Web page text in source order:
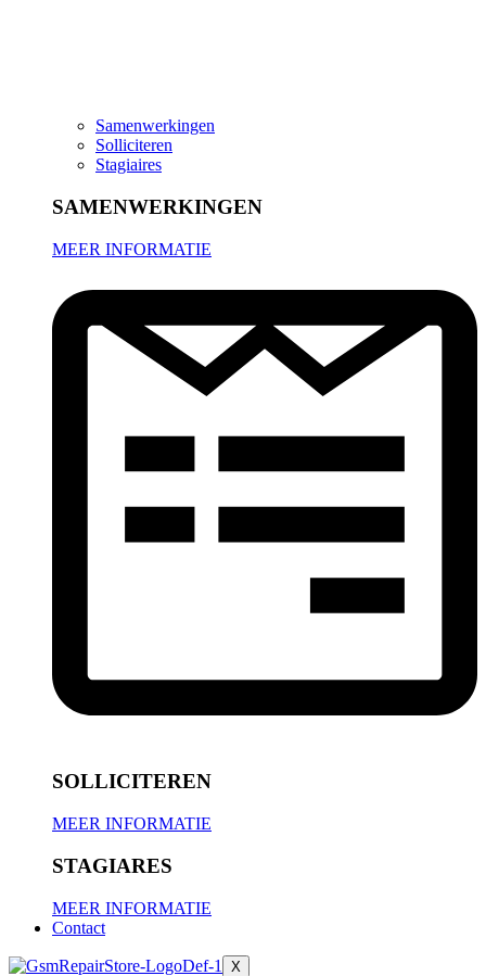
Samenwerkingen
Solliciteren
Stagiaires
SAMENWERKINGEN
MEER INFORMATIE
SOLLICITEREN
MEER INFORMATIE
STAGIARES
MEER INFORMATIE
Contact
X